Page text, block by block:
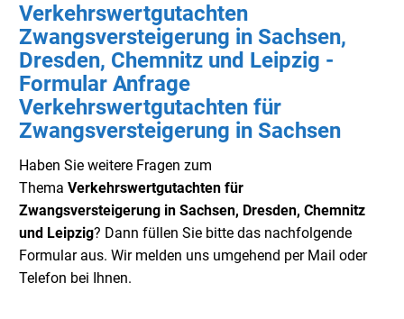
Verkehrswertgutachten
Zwangsversteigerung in Sachsen,
Dresden, Chemnitz und Leipzig -
Formular Anfrage
Verkehrswertgutachten für
Zwangsversteigerung in Sachsen
Haben Sie weitere Fragen zum
Thema Verkehrswertgutachten für
Zwangsversteigerung in Sachsen, Dresden, Chemnitz
und Leipzig? Dann füllen Sie bitte das nachfolgende
Formular aus. Wir melden uns umgehend per Mail oder
Telefon bei Ihnen.